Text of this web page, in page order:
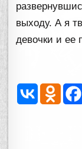
выходу. А я
девочки и ее